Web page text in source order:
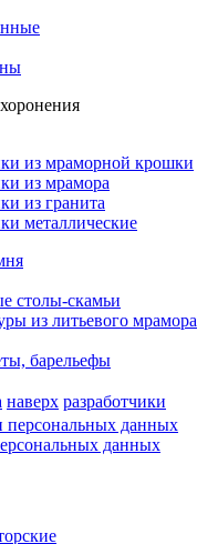
из мраморной крошки
из мрамора
из гранита
металлические
столы-скамьи
из литьевого мрамора
барельефы
наверх разработчики
персональных данных
данных